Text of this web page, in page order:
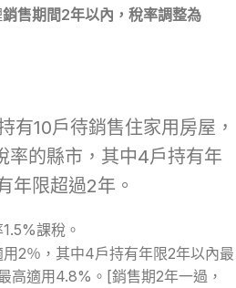
銷售期間2年以內，稅率調整為
有10戶待銷售住家用房屋，
率的縣市，其中4戶持有年
年限超過2年。
課稅。
2％，其中4戶持有年限2年以內最
高適用4.8%。[銷售期2年一過，